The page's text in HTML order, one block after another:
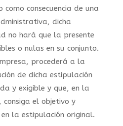
consecuencia de una
dicha
no hará que la presente
o nulas en su conjunto.
procederá a la
de dicha estipulación
y exigible y que, en la
el objetivo y
la estipulación original.